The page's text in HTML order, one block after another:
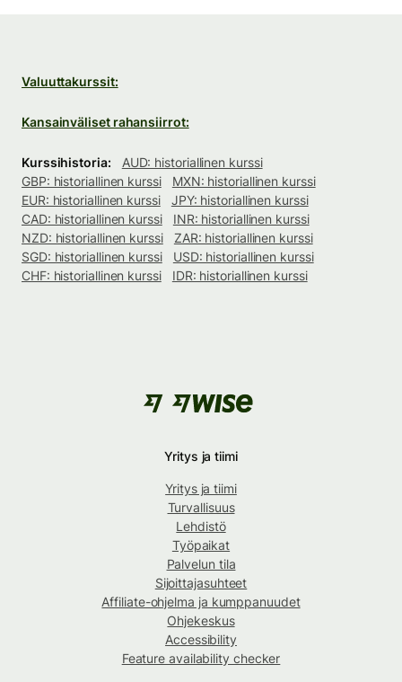
Valuuttakurssit:
Kansainväliset rahansiirrot:
Kurssihistoria:
AUD: historiallinen kurssi
GBP: historiallinen kurssi
MXN: historiallinen kurssi
EUR: historiallinen kurssi
JPY: historiallinen kurssi
CAD: historiallinen kurssi
INR: historiallinen kurssi
NZD: historiallinen kurssi
ZAR: historiallinen kurssi
SGD: historiallinen kurssi
USD: historiallinen kurssi
CHF: historiallinen kurssi
IDR: historiallinen kurssi
Yritys ja tiimi
Yritys ja tiimi
Turvallisuus
Lehdistö
Työpaikat
Palvelun tila
Sijoittajasuhteet
Affiliate-ohjelma ja kumppanuudet
Ohjekeskus
Accessibility
Feature availability checker